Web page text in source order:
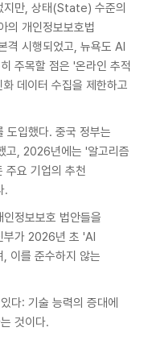
지만, 상태(State) 수준의
의 개인정보보호법
격 시행되었고, 뉴욕도 AI
주목할 점은 '온라인 추적
데이터 수집을 제한하고
도입했다. 중국 정부는
고, 2026년에는 '알고리즘
주요 기업의 추천
.
정보보호 법안들을
부가 2026년 초 'AI
이를 준수하지 않는
다: 기술 능력의 증대에
것이다.